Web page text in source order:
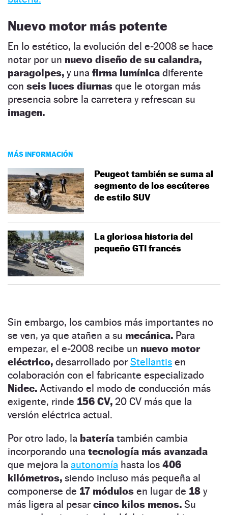
Nuevo motor más potente
En lo estético, la evolución del e-2008 se hace
notar por un nuevo diseño de su calandra,
paragolpes, y una firma lumínica diferente
con seis luces diurnas que le otorgan más
presencia sobre la carretera y refrescan su
imagen.
MÁS INFORMACIÓN
Peugeot también se suma al
segmento de los escúteres
de estilo SUV
La gloriosa historia del
pequeño GTI francés
Sin embargo, los cambios más importantes no
se ven, ya que atañen a su mecánica. Para
empezar, el e-2008 recibe un nuevo motor
eléctrico, desarrollado por Stellantis en
colaboración con el fabricante especializado
Nidec. Activando el modo de conducción más
exigente, rinde 156 CV, 20 CV más que la
versión eléctrica actual.
Por otro lado, la batería también cambia
incorporando una tecnología más avanzada
que mejora la autonomía hasta los 406
kilómetros, siendo incluso más pequeña al
componerse de 17 módulos en lugar de 18 y
más ligera al pesar cinco kilos menos. Su